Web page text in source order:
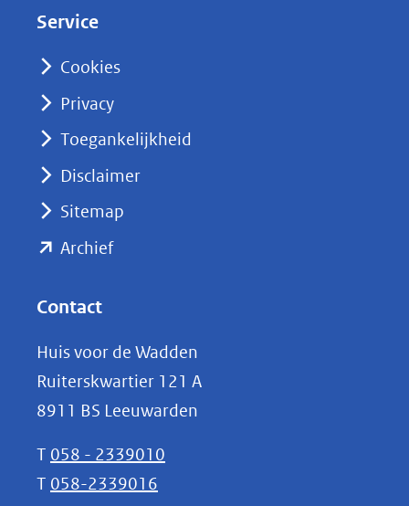
nieuw
naar
Service
Cookies
Privacy
Toegankelijkheid
Disclaimer
Sitemap
Archief(opent
(verwijst
naar
een
andere
website)
Contact
Huis voor de Wadden
Ruiterskwartier 121 A
8911 BS Leeuwarden
T 058 - 2339010
T 058-2339016